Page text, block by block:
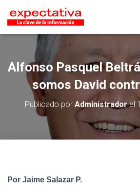
Alfonso Pasquel
somos David
Publicado por Administradorel
Por Jaime Salazar P.